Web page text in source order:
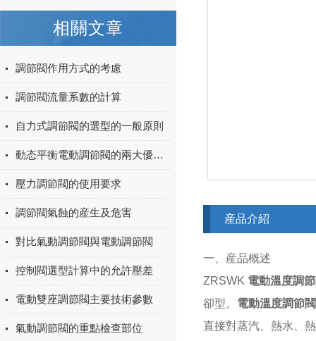
相關文章
調節閥作用方式的考慮
調節閥流量系數的計算
自力式調節閥的選型的一般原則
動态平衡電動調節閥的兩大優勢特點
壓力調節閥的使用要求
調節閥氣蝕的産生及危害
對比氣動調節閥與電動調節閥
控制閥選型計算中的允許壓差
電動雙座調節閥主要技術參數
氣動調節閥的重點檢查部位
産品介紹
一、産品概述
ZRSWK 電動溫度調
卻型。 電動溫度調節閥
直接對蒸汽、熱水、